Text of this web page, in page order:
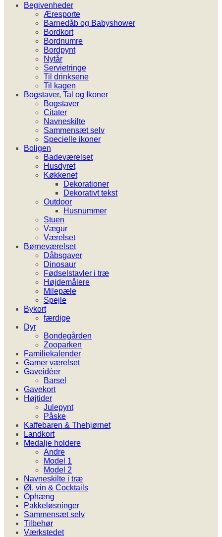
Begivenheder
Æresporte
Barnedåb og Babyshower
Bordkort
Bordnumre
Bordpynt
Nytår
Servietringe
Til drinksene
Til kagen
Bogstaver, Tal og Ikoner
Bogstaver
Citater
Navneskilte
Sammensæt selv
Specielle ikoner
Boligen
Badeværelset
Husdyret
Køkkenet
Dekorationer
Dekorativt tekst
Outdoor
Husnummer
Stuen
Vægur
Værelset
Børneværelset
Dåbsgaver
Dinosaur
Fødselstavler i træ
Højdemålere
Milepæle
Spejle
Bykort
færdige
Dyr
Bondegården
Zooparken
Familiekalender
Gamer værelset
Gaveidéer
Barsel
Gavekort
Højtider
Julepynt
Påske
Kaffebaren & Thehjørnet
Landkort
Medalje holdere
Andre
Model 1
Model 2
Navneskilte i træ
Øl, vin & Cocktails
Ophæng
Pakkeløsninger
Sammensæt selv
Tilbehør
Værkstedet